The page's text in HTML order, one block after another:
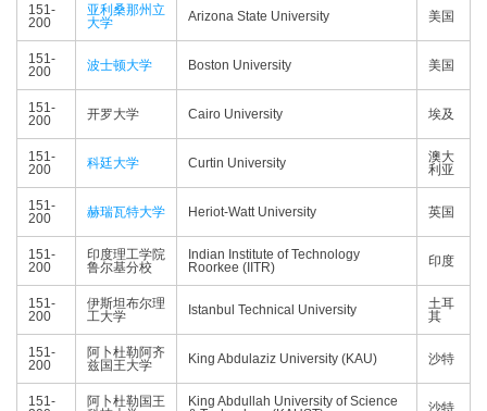
151-
200
亚利桑那州立
大学
Arizona State University 美国
151-
200
波士顿大学 Boston University 美国
151-
200
开罗大学 Cairo University 埃及
151-
200
科廷大学 Curtin University
澳大
利亚
151-
200
赫瑞瓦特大学 Heriot-Watt University 英国
151-
200
印度理工学院
鲁尔基分校
Indian Institute of Technology
Roorkee (IITR)
印度
151-
200
伊斯坦布尔理
工大学
Istanbul Technical University
土耳
其
151-
200
阿卜杜勒阿齐
兹国王大学
King Abdulaziz University (KAU) 沙特
151-
阿卜杜勒国王
King Abdullah University of Science
沙特